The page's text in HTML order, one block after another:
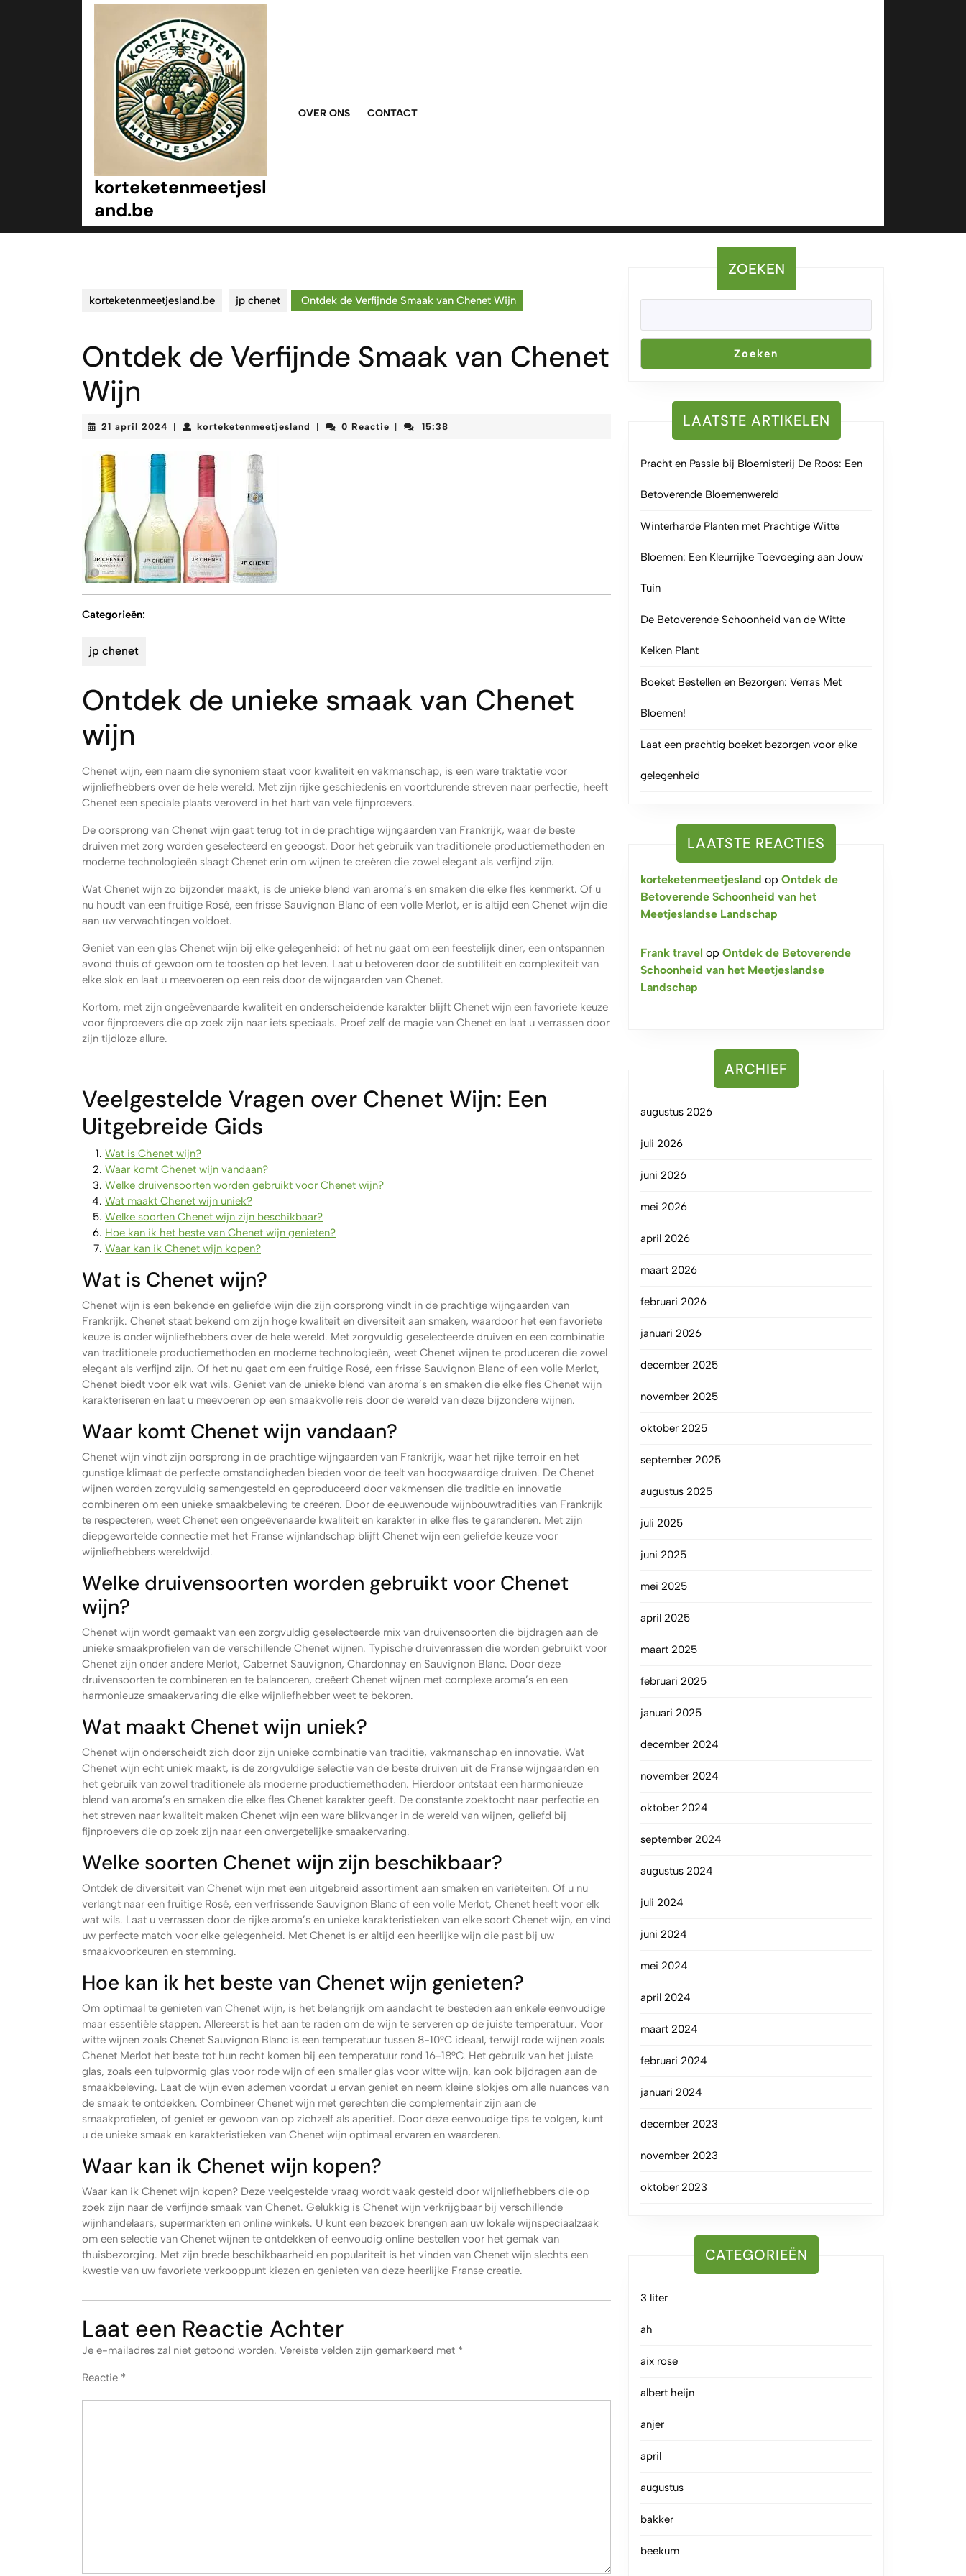
korteketenmeetjesl
and.be
OVER ONS CONTACT
korteketenmeetjesland.be jp chenet Ontdek de Verfijnde Smaak van Chenet Wijn
Ontdek de Verfijnde Smaak van Chenet
Wijn
21 april 2024 21
korteketenmeetjesland korteketenmeetjesland
0 Reactie 15:38
Categorieën:
jp chenet
Ontdek de unieke smaak van Chenet
wijn
Chenet wijn, een naam die synoniem staat voor kwaliteit en vakmanschap, is een ware traktatie voor
wijnliefhebbers over de hele wereld. Met zijn rijke geschiedenis en voortdurende streven naar perfectie, heeft
Chenet een speciale plaats veroverd in het hart van vele fijnproevers.
De oorsprong van Chenet wijn gaat terug tot in de prachtige wijngaarden van Frankrijk, waar de beste
druiven met zorg worden geselecteerd en geoogst. Door het gebruik van traditionele productiemethoden en
moderne technologieën slaagt Chenet erin om wijnen te creëren die zowel elegant als verfijnd zijn.
Wat Chenet wijn zo bijzonder maakt, is de unieke blend van aroma’s en smaken die elke fles kenmerkt. Of u
nu houdt van een fruitige Rosé, een frisse Sauvignon Blanc of een volle Merlot, er is altijd een Chenet wijn die
aan uw verwachtingen voldoet.
Geniet van een glas Chenet wijn bij elke gelegenheid: of het nu gaat om een feestelijk diner, een ontspannen
avond thuis of gewoon om te toosten op het leven. Laat u betoveren door de subtiliteit en complexiteit van
elke slok en laat u meevoeren op een reis door de wijngaarden van Chenet.
Kortom, met zijn ongeëvenaarde kwaliteit en onderscheidende karakter blijft Chenet wijn een favoriete keuze
voor fijnproevers die op zoek zijn naar iets speciaals. Proef zelf de magie van Chenet en laat u verrassen door
zijn tijdloze allure.
Veelgestelde Vragen over Chenet Wijn: Een
Uitgebreide Gids
Wat is Chenet wijn?
Waar komt Chenet wijn vandaan?
Welke druivensoorten worden gebruikt voor Chenet wijn?
Wat maakt Chenet wijn uniek?
Welke soorten Chenet wijn zijn beschikbaar?
Hoe kan ik het beste van Chenet wijn genieten?
Waar kan ik Chenet wijn kopen?
Wat is Chenet wijn?
Chenet wijn is een bekende en geliefde wijn die zijn oorsprong vindt in de prachtige wijngaarden van
Frankrijk. Chenet staat bekend om zijn hoge kwaliteit en diversiteit aan smaken, waardoor het een favoriete
keuze is onder wijnliefhebbers over de hele wereld. Met zorgvuldig geselecteerde druiven en een combinatie
van traditionele productiemethoden en moderne technologieën, weet Chenet wijnen te produceren die zowel
elegant als verfijnd zijn. Of het nu gaat om een fruitige Rosé, een frisse Sauvignon Blanc of een volle Merlot,
Chenet biedt voor elk wat wils. Geniet van de unieke blend van aroma’s en smaken die elke fles Chenet wijn
karakteriseren en laat u meevoeren op een smaakvolle reis door de wereld van deze bijzondere wijnen.
Waar komt Chenet wijn vandaan?
Chenet wijn vindt zijn oorsprong in de prachtige wijngaarden van Frankrijk, waar het rijke terroir en het
gunstige klimaat de perfecte omstandigheden bieden voor de teelt van hoogwaardige druiven. De Chenet
wijnen worden zorgvuldig samengesteld en geproduceerd door vakmensen die traditie en innovatie
combineren om een unieke smaakbeleving te creëren. Door de eeuwenoude wijnbouwtradities van Frankrijk
te respecteren, weet Chenet een ongeëvenaarde kwaliteit en karakter in elke fles te garanderen. Met zijn
diepgewortelde connectie met het Franse wijnlandschap blijft Chenet wijn een geliefde keuze voor
wijnliefhebbers wereldwijd.
Welke druivensoorten worden gebruikt voor Chenet
wijn?
Chenet wijn wordt gemaakt van een zorgvuldig geselecteerde mix van druivensoorten die bijdragen aan de
unieke smaakprofielen van de verschillende Chenet wijnen. Typische druivenrassen die worden gebruikt voor
Chenet zijn onder andere Merlot, Cabernet Sauvignon, Chardonnay en Sauvignon Blanc. Door deze
druivensoorten te combineren en te balanceren, creëert Chenet wijnen met complexe aroma’s en een
harmonieuze smaakervaring die elke wijnliefhebber weet te bekoren.
Wat maakt Chenet wijn uniek?
Chenet wijn onderscheidt zich door zijn unieke combinatie van traditie, vakmanschap en innovatie. Wat
Chenet wijn echt uniek maakt, is de zorgvuldige selectie van de beste druiven uit de Franse wijngaarden en
het gebruik van zowel traditionele als moderne productiemethoden. Hierdoor ontstaat een harmonieuze
blend van aroma’s en smaken die elke fles Chenet karakter geeft. De constante zoektocht naar perfectie en
het streven naar kwaliteit maken Chenet wijn een ware blikvanger in de wereld van wijnen, geliefd bij
fijnproevers die op zoek zijn naar een onvergetelijke smaakervaring.
Welke soorten Chenet wijn zijn beschikbaar?
Ontdek de diversiteit van Chenet wijn met een uitgebreid assortiment aan smaken en variëteiten. Of u nu
verlangt naar een fruitige Rosé, een verfrissende Sauvignon Blanc of een volle Merlot, Chenet heeft voor elk
wat wils. Laat u verrassen door de rijke aroma’s en unieke karakteristieken van elke soort Chenet wijn, en vind
uw perfecte match voor elke gelegenheid. Met Chenet is er altijd een heerlijke wijn die past bij uw
smaakvoorkeuren en stemming.
Hoe kan ik het beste van Chenet wijn genieten?
Om optimaal te genieten van Chenet wijn, is het belangrijk om aandacht te besteden aan enkele eenvoudige
maar essentiële stappen. Allereerst is het aan te raden om de wijn te serveren op de juiste temperatuur. Voor
witte wijnen zoals Chenet Sauvignon Blanc is een temperatuur tussen 8-10°C ideaal, terwijl rode wijnen zoals
Chenet Merlot het beste tot hun recht komen bij een temperatuur rond 16-18°C. Het gebruik van het juiste
glas, zoals een tulpvormig glas voor rode wijn of een smaller glas voor witte wijn, kan ook bijdragen aan de
smaakbeleving. Laat de wijn even ademen voordat u ervan geniet en neem kleine slokjes om alle nuances van
de smaak te ontdekken. Combineer Chenet wijn met gerechten die complementair zijn aan de
smaakprofielen, of geniet er gewoon van op zichzelf als aperitief. Door deze eenvoudige tips te volgen, kunt
u de unieke smaak en karakteristieken van Chenet wijn optimaal ervaren en waarderen.
Waar kan ik Chenet wijn kopen?
Waar kan ik Chenet wijn kopen? Deze veelgestelde vraag wordt vaak gesteld door wijnliefhebbers die op
zoek zijn naar de verfijnde smaak van Chenet. Gelukkig is Chenet wijn verkrijgbaar bij verschillende
wijnhandelaars, supermarkten en online winkels. U kunt een bezoek brengen aan uw lokale wijnspeciaalzaak
om een selectie van Chenet wijnen te ontdekken of eenvoudig online bestellen voor het gemak van
thuisbezorging. Met zijn brede beschikbaarheid en populariteit is het vinden van Chenet wijn slechts een
kwestie van uw favoriete verkooppunt kiezen en genieten van deze heerlijke Franse creatie.
Laat een Reactie Achter
Je e-mailadres zal niet getoond worden. Vereiste velden zijn gemarkeerd met *
Reactie *
ZOEKEN
Zoeken
LAATSTE ARTIKELEN
Pracht en Passie bij Bloemisterij De Roos: Een
Betoverende Bloemenwereld
Winterharde Planten met Prachtige Witte
Bloemen: Een Kleurrijke Toevoeging aan Jouw
Tuin
De Betoverende Schoonheid van de Witte
Kelken Plant
Boeket Bestellen en Bezorgen: Verras Met
Bloemen!
Laat een prachtig boeket bezorgen voor elke
gelegenheid
LAATSTE REACTIES
korteketenmeetjesland op Ontdek de
Betoverende Schoonheid van het
Meetjeslandse Landschap
Frank travel op Ontdek de Betoverende
Schoonheid van het Meetjeslandse
Landschap
ARCHIEF
augustus 2026
juli 2026
juni 2026
mei 2026
april 2026
maart 2026
februari 2026
januari 2026
december 2025
november 2025
oktober 2025
september 2025
augustus 2025
juli 2025
juni 2025
mei 2025
april 2025
maart 2025
februari 2025
januari 2025
december 2024
november 2024
oktober 2024
september 2024
augustus 2024
juli 2024
juni 2024
mei 2024
april 2024
maart 2024
februari 2024
januari 2024
december 2023
november 2023
oktober 2023
CATEGORIEËN
3 liter
ah
aix rose
albert heijn
anjer
april
augustus
bakker
beekum